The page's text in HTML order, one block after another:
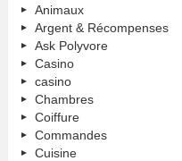
Animaux
Argent & Récompenses
Ask Polyvore
Casino
casino
Chambres
Coiffure
Commandes
Cuisine